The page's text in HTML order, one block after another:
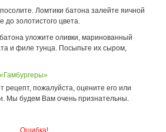
Ломтики батона залейте яичной
до золотистого цвета.
уложите оливки, маринованный
и филе тунца. Посыпьте их сыром,
рецепт, пожалуйста, оцените его или
Мы будем Вам очень признательны.
Ошибка!